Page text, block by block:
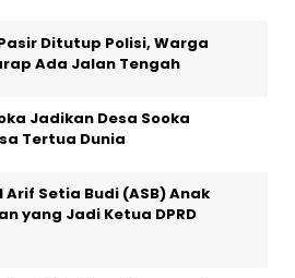
Ditutup Polisi, Warga
Ada Jalan Tengah
Jadikan Desa Sooka
Tertua Dunia
Arif Setia Budi (ASB) Anak
yang Jadi Ketua DPRD